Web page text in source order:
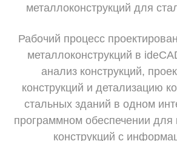
металлоконструкций для
Рабочий процесс
металлоконструкций в
анализ конструкций,
конструкций и детализацию
стальных зданий в одном
программном обеспечении для
конструкций с